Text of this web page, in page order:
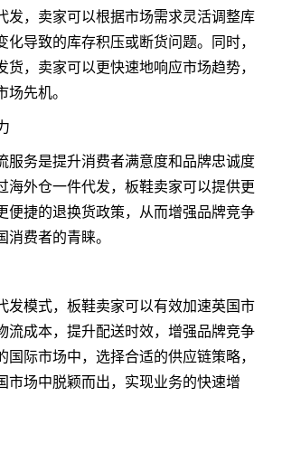
发，卖家可以根据市场需求灵活调整库
化导致的库存积压或断货问题。同时，
货，卖家可以更快速地响应市场趋势，
场先机。
服务是提升消费者满意度和品牌忠诚度
海外仓一件代发，板鞋卖家可以提供更
便捷的退换货政策，从而增强品牌竞争
消费者的青睐。
发模式，板鞋卖家可以有效加速英国市
流成本，提升配送时效，增强品牌竞争
国际市场中，选择合适的供应链策略，
市场中脱颖而出，实现业务的快速增